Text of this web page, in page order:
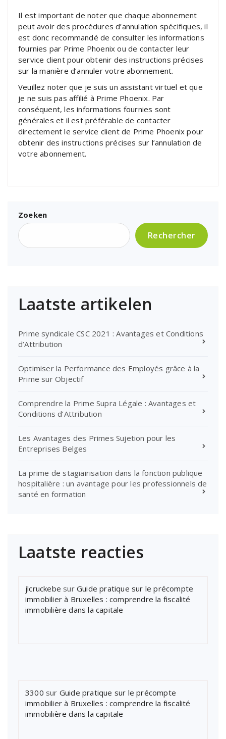
Il est important de noter que chaque abonnement
peut avoir des procédures d’annulation spécifiques, il
est donc recommandé de consulter les informations
fournies par Prime Phoenix ou de contacter leur
service client pour obtenir des instructions précises
sur la manière d’annuler votre abonnement.
Veuillez noter que je suis un assistant virtuel et que
je ne suis pas affilié à Prime Phoenix. Par
conséquent, les informations fournies sont
générales et il est préférable de contacter
directement le service client de Prime Phoenix pour
obtenir des instructions précises sur l’annulation de
votre abonnement.
Zoeken
Rechercher
Laatste artikelen
Prime syndicale CSC 2021 : Avantages et Conditions
d’Attribution
Optimiser la Performance des Employés grâce à la
Prime sur Objectif
Comprendre la Prime Supra Légale : Avantages et
Conditions d’Attribution
Les Avantages des Primes Sujetion pour les
Entreprises Belges
La prime de stagiairisation dans la fonction publique
hospitalière : un avantage pour les professionnels de
santé en formation
Laatste reacties
jlcruckebe sur Guide pratique sur le précompte
immobilier à Bruxelles : comprendre la fiscalité
immobilière dans la capitale
3300 sur Guide pratique sur le précompte
immobilier à Bruxelles : comprendre la fiscalité
immobilière dans la capitale